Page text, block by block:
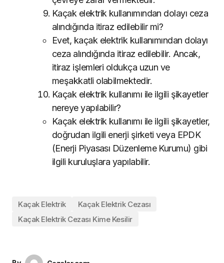
Kaçak elektrik kullanımından dolayı ceza
alındığında itiraz edilebilir mi?
Evet, kaçak elektrik kullanımından dolayı
ceza alındığında itiraz edilebilir. Ancak,
itiraz işlemleri oldukça uzun ve
meşakkatli olabilmektedir.
Kaçak elektrik kullanımı ile ilgili şikayetler
nereye yapılabilir?
Kaçak elektrik kullanımı ile ilgili şikayetler,
doğrudan ilgili enerji şirketi veya EPDK
(Enerji Piyasası Düzenleme Kurumu) gibi
ilgili kuruluşlara yapılabilir.
Kaçak Elektrik
Kaçak Elektrik Cezası
Kaçak Elektrik Cezası Kime Kesilir